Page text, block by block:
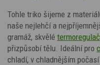
Tohle triko šijeme z
naše nejlehčí a
gramáž, skvělé
přizpůsobí tělu. Ideální pro
chladí, v chladnějším